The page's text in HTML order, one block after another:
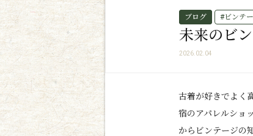
ブログ #ビンテ
未来のビ
2026.02.04
古着が好きでよく
宿のアパレルショ
からビンテージの